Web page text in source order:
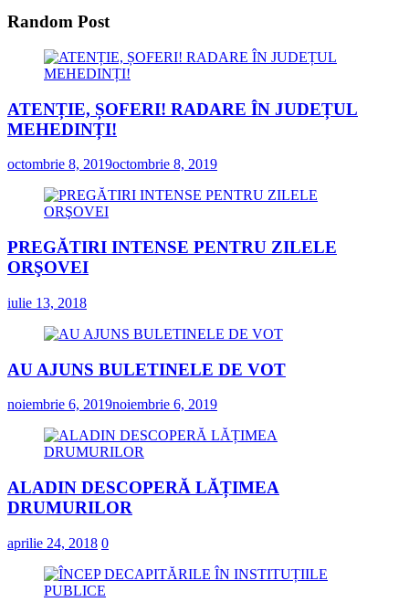
Random Post
ATENȚIE, ȘOFERI! RADARE ÎN JUDEȚUL
MEHEDINȚI!
octombrie 8, 2019octombrie 8, 2019
PREGĂTIRI INTENSE PENTRU ZILELE
ORŞOVEI
iulie 13, 2018
AU AJUNS BULETINELE DE VOT
noiembrie 6, 2019noiembrie 6, 2019
ALADIN DESCOPERĂ LĂȚIMEA
DRUMURILOR
aprilie 24, 2018 0